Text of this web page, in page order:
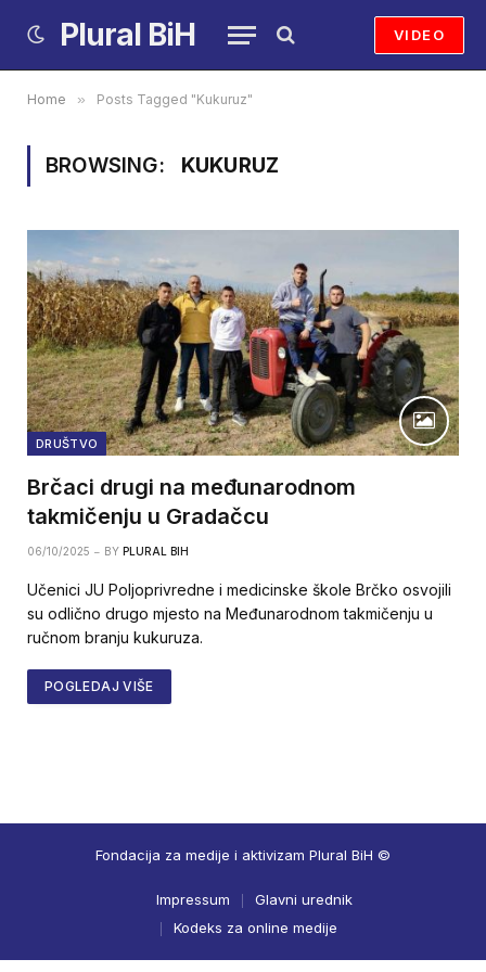
Plural BiH VIDEO
Home » Posts Tagged "Kukuruz"
BROWSING: KUKURUZ
DRUŠTVO
Brčaci drugi na međunarodnom
takmičenju u Gradačcu
06/10/2025 BY PLURAL BIH
Učenici JU Poljoprivredne i medicinske škole Brčko osvojili
su odlično drugo mjesto na Međunarodnom takmičenju u
ručnom branju kukuruza.
POGLEDAJ VIŠE
Fondacija za medije i aktivizam Plural BiH ©
Impressum
Glavni urednik
Kodeks za online medije